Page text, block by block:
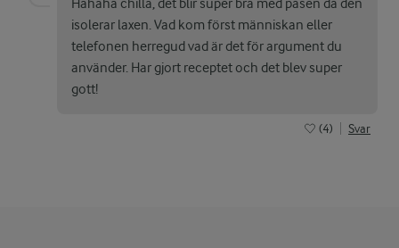
Hahaha chilla, det blir super bra med påsen då den
isolerar laxen. Vad kom först människan eller
telefonen herregud vad är det för argument du
använder. Har gjort receptet och det blev super
gott!
(4) Svar